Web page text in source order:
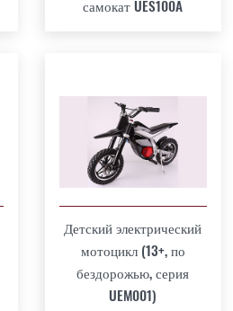
самокат UES100A
Детский электрический
мотоцикл (13+, по
бездорожью, серия
UEM001)